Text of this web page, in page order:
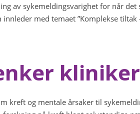
av sykemeldingsvarighet for når det
innleder med temaet ”Komplekse
kreft og mentale årsaker til